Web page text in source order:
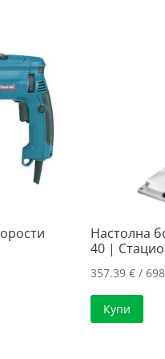
Настолна
40 |
357.39 €/
Купи